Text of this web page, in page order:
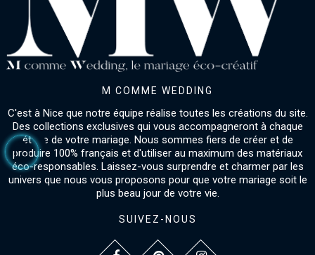
M COMME WEDDING
C'est à Nice que notre équipe réalise toutes les créations du site.
Des collections exclusives qui vous accompagneront à chaque
étape de votre mariage. Nous sommes fiers de créer et de
produire 100% français et d'utiliser au maximum des matériaux
éco-responsables. Laissez-vous surprendre et charmer par les
univers que nous vous proposons pour que votre mariage soit le
plus beau jour de votre vie.
SUIVEZ-NOUS